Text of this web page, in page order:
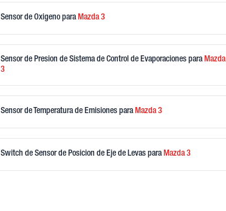
Sensor de Oxigeno paraMazda3
Sensor de Presion de Sistema de Control de Evaporaciones para Mazda
3
Sensor de Temperatura de Emisiones paraMazda3
Switch de Sensor de Posicion de Eje de Levas paraMazda3